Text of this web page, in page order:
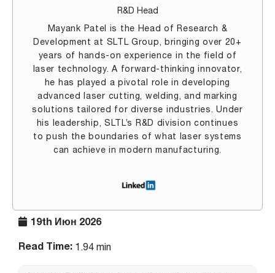
19th Июн 2026
Read Time: 1.94 min
R&D Head
Mayank Patel is the Head of Research &
Development at SLTL Group, bringing over 20+
years of hands-on experience in the field of
laser technology. A forward-thinking innovator,
he has played a pivotal role in developing
advanced laser cutting, welding, and marking
solutions tailored for diverse industries. Under
his leadership, SLTL’s R&D division continues
to push the boundaries of what laser systems
can achieve in modern manufacturing.